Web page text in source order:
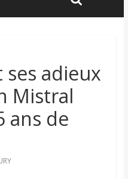
ses adieux
Mistral
ans de